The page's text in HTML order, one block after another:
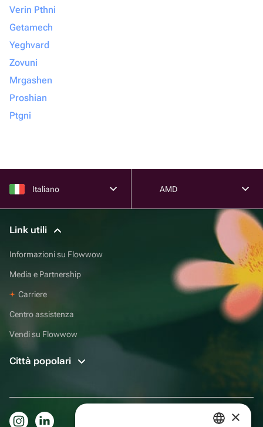
Verin Pthni
Getamech
Yeghvard
Zovuni
Mrgashen
Proshian
Ptgni
Italiano AMD
Link utili
Informazioni su Flowwow
Media e Partnership
Carriere
Centro assistenza
Vendi su Flowwow
Città popolari
×